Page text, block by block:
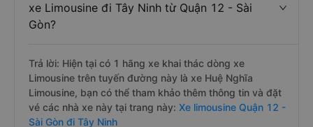
xe Limousine đi Tây Ninh từ Quận 12 - Sài
Gòn?
Trả lời: Hiện tại có 1 hãng xe khai thác dòng xe
Limousine trên tuyến đường này là xe Huệ Nghĩa
Limousine, bạn có thể tham khảo thêm thông tin và đặt
vé các nhà xe này tại trang này: Xe limousine Quận 12 -
Sài Gòn đi Tây Ninh